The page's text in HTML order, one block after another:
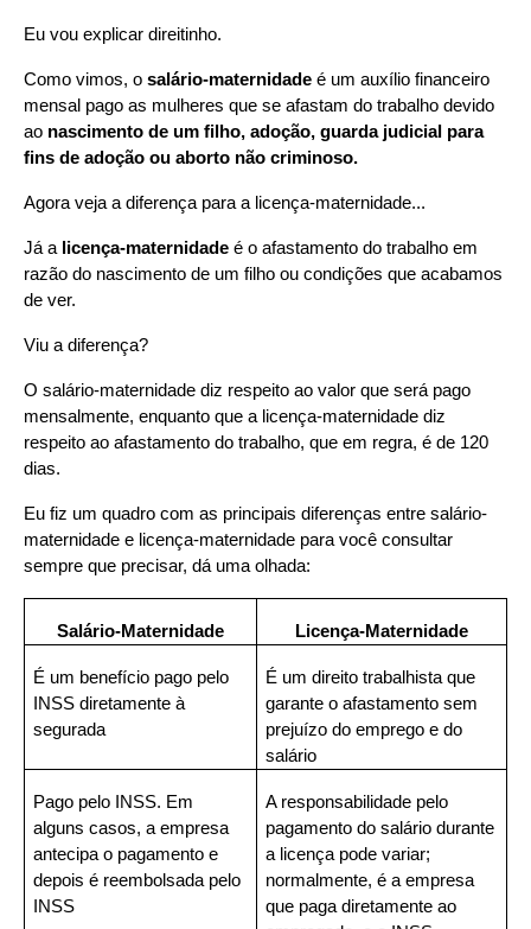
Eu vou explicar direitinho.
Como vimos, o salário-maternidade é um auxílio financeiro
mensal pago as mulheres que se afastam do trabalho devido
ao nascimento de um filho, adoção, guarda judicial para
fins de adoção ou aborto não criminoso.
Agora veja a diferença para a licença-maternidade...
Já a licença-maternidade é o afastamento do trabalho em
razão do nascimento de um filho ou condições que acabamos
de ver.
Viu a diferença?
O salário-maternidade diz respeito ao valor que será pago
mensalmente, enquanto que a licença-maternidade diz
respeito ao afastamento do trabalho, que em regra, é de 120
dias.
Eu fiz um quadro com as principais diferenças entre salário-
maternidade e licença-maternidade para você consultar
sempre que precisar, dá uma olhada:
Salário-Maternidade Licença-Maternidade
É um benefício pago pelo
INSS diretamente à
segurada
É um direito trabalhista que
garante o afastamento sem
prejuízo do emprego e do
salário
Pago pelo INSS. Em
alguns casos, a empresa
antecipa o pagamento e
depois é reembolsada pelo
INSS
A responsabilidade pelo
pagamento do salário durante
a licença pode variar;
normalmente, é a empresa
que paga diretamente ao